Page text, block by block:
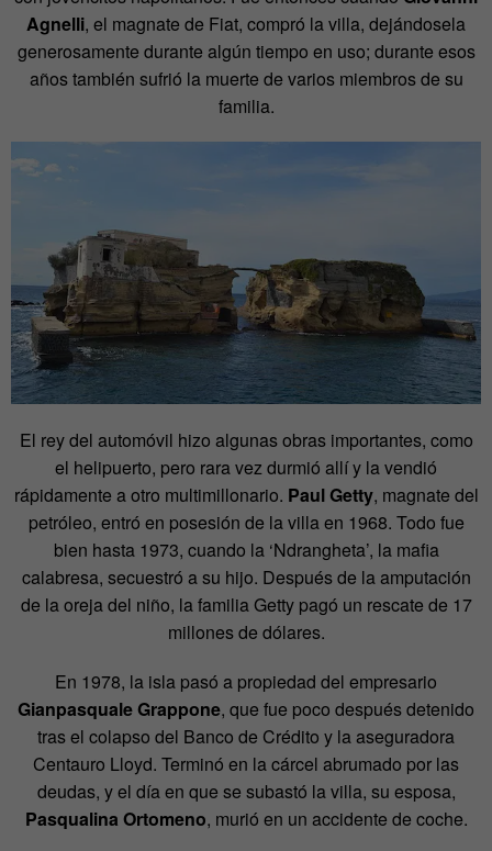
Agnelli, el magnate de Fiat, compró la villa, dejándosela
generosamente durante algún tiempo en uso; durante esos
años también sufrió la muerte de varios miembros de su
familia.
El rey del automóvil hizo algunas obras importantes, como
el helipuerto, pero rara vez durmió allí y la vendió
rápidamente a otro multimillonario. Paul Getty, magnate del
petróleo, entró en posesión de la villa en 1968. Todo fue
bien hasta 1973, cuando la ‘Ndrangheta’, la mafia
calabresa, secuestró a su hijo. Después de la amputación
de la oreja del niño, la familia Getty pagó un rescate de 17
millones de dólares.
En 1978, la isla pasó a propiedad del empresario
Gianpasquale Grappone, que fue poco después detenido
tras el colapso del Banco de Crédito y la aseguradora
Centauro Lloyd. Terminó en la cárcel abrumado por las
deudas, y el día en que se subastó la villa, su esposa,
Pasqualina Ortomeno, murió en un accidente de coche.